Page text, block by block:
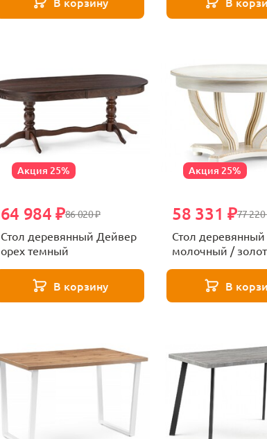
Акция 25%
86 020 ₽
64 984 ₽
Стол деревянный Дейвер
орех темный
В корзину
Акция 25%
77 220
58 331 ₽
Стол деревянный
молочный /
В